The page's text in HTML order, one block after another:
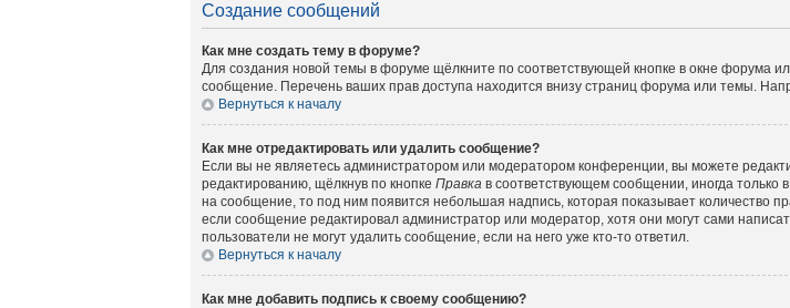
Создание сообщений
Как мне создать тему в форуме?
Для создания новой темы в форуме щёлкните по соответствующей кнопке в окне форума
сообщение. Перечень ваших прав доступа находится внизу страниц форума или темы.
Вернуться к началу
Как мне отредактировать или удалить сообщение?
Если вы не являетесь администратором или модератором конференции, вы можете
редактированию, щёлкнув по кнопке Правка в соответствующем сообщении, иногда только
на сообщение, то под ним появится небольшая надпись, которая показывает количество
если сообщение редактировал администратор или модератор, хотя они могут сами
пользователи не могут удалить сообщение, если на него уже кто-то ответил.
Вернуться к началу
Как мне добавить подпись к своему сообщению?